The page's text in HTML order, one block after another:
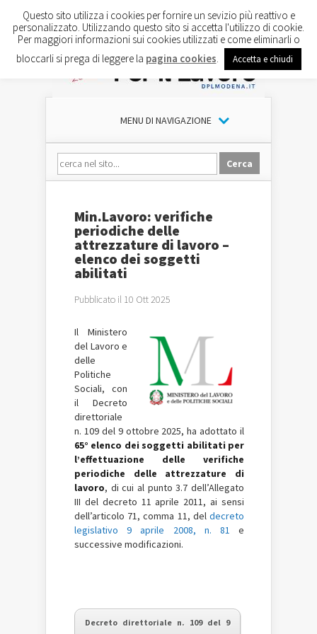
MENU DI NAVIGAZIONE
Min.Lavoro: verifiche
periodiche delle
attrezzature di lavoro –
elenco dei soggetti
abilitati
Pubblicato il 10 Ott 2025
Il Ministero
del Lavoro e
delle
Politiche
Sociali, con
il Decreto
direttoriale
n. 109 del 9 ottobre 2025, ha adottato il
65° elenco dei soggetti abilitati per
l’effettuazione delle verifiche
periodiche delle attrezzature di
lavoro, di cui al punto 3.7 dell’Allegato
III del decreto 11 aprile 2011, ai sensi
dell’articolo 71, comma 11, del decreto
legislativo 9 aprile 2008, n. 81 e
successive modificazioni.
Decreto direttoriale n. 109 del 9
Questo sito utilizza i cookies per fornire un sevizio più reattivo e
personalizzato. Utilizzando questo sito si accetta l'utilizzo di cookie.
Per maggiori informazioni sui cookies utilizzati e come eliminarli o
bloccarli si prega di leggere la pagina cookies Accetta e chiudi